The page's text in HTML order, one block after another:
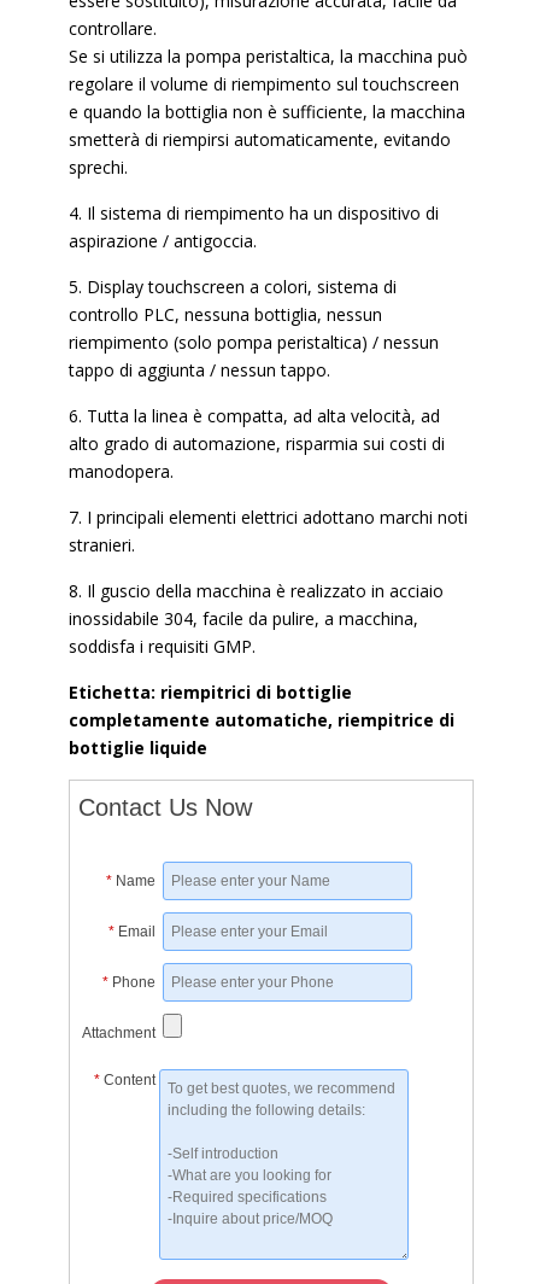
controllare.
Se si utilizza la pompa peristaltica, la macchina può
regolare il volume di riempimento sul touchscreen
e quando la bottiglia non è sufficiente, la macchina
smetterà di riempirsi automaticamente, evitando
sprechi.
4. Il sistema di riempimento ha un dispositivo di
aspirazione / antigoccia.
5. Display touchscreen a colori, sistema di
controllo PLC, nessuna bottiglia, nessun
riempimento (solo pompa peristaltica) / nessun
tappo di aggiunta / nessun tappo.
6. Tutta la linea è compatta, ad alta velocità, ad
alto grado di automazione, risparmia sui costi di
manodopera.
7. I principali elementi elettrici adottano marchi noti
stranieri.
8. Il guscio della macchina è realizzato in acciaio
inossidabile 304, facile da pulire, a macchina,
soddisfa i requisiti GMP.
Etichetta: riempitrici di bottiglie
completamente automatiche, riempitrice di
bottiglie liquide
Contact Us Now
* Name
* Email
* Phone
Attachment
* Content